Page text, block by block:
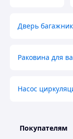
Дверь
Раковина для
Насос
Покупателям